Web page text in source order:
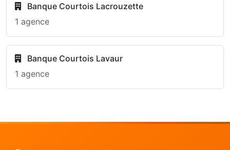
Banque Courtois Lacrouzette
1 agence
Banque Courtois Lavaur
1 agence